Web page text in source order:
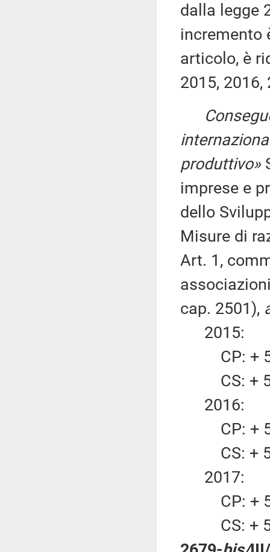
dalla legge
incremento
articolo, è
2015, 2016,
produttivo»
imprese e
dello
Misure di
Art. 1,
cap. 2501),
2015:
CP: +
CS: +
2016:
CP: +
CS: +
2017:
CP: +
CS: +